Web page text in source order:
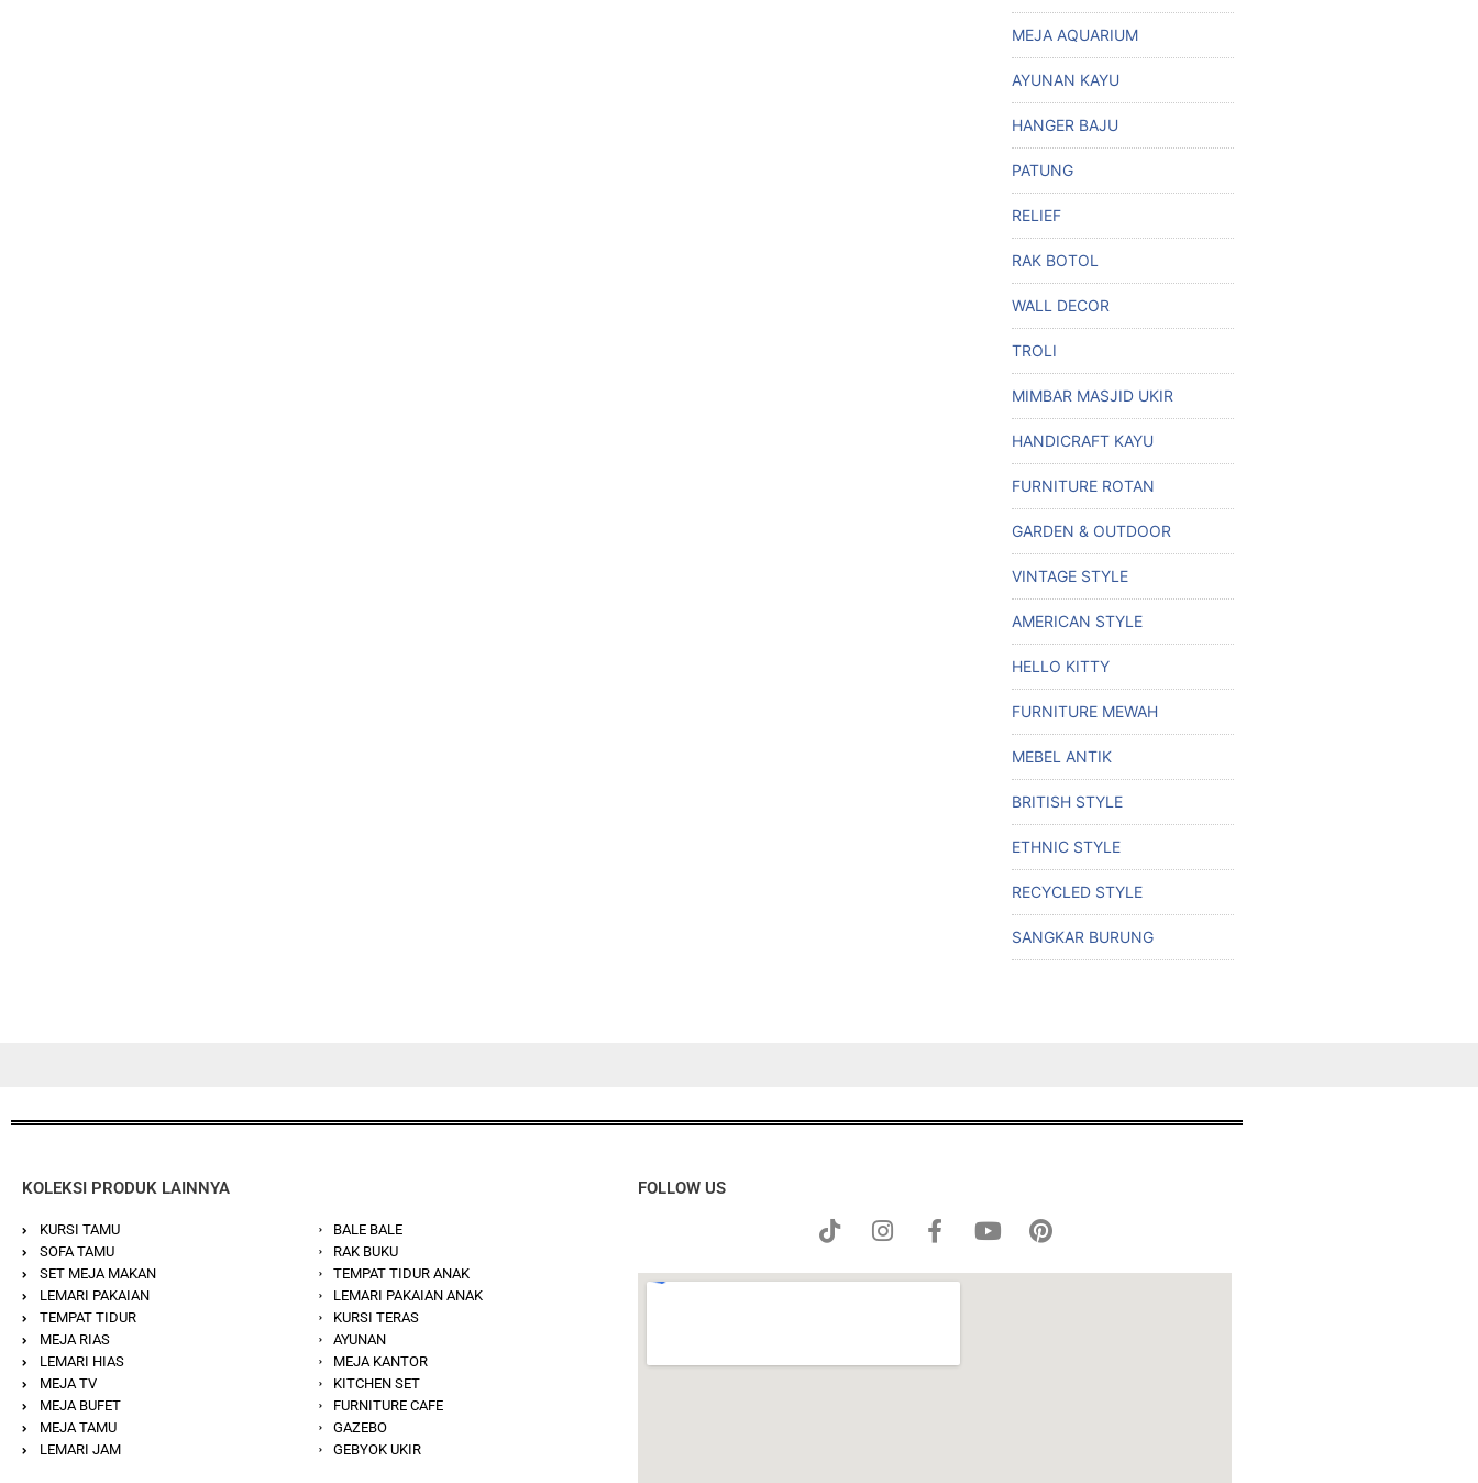
MEJA AQUARIUM
AYUNAN KAYU
HANGER BAJU
PATUNG
RELIEF
RAK BOTOL
WALL DECOR
TROLI
MIMBAR MASJID UKIR
HANDICRAFT KAYU
FURNITURE ROTAN
GARDEN & OUTDOOR
VINTAGE STYLE
AMERICAN STYLE
HELLO KITTY
FURNITURE MEWAH
MEBEL ANTIK
BRITISH STYLE
ETHNIC STYLE
RECYCLED STYLE
SANGKAR BURUNG
KOLEKSI PRODUK LAINNYA
KURSI TAMU
SOFA TAMU
SET MEJA MAKAN
LEMARI PAKAIAN
TEMPAT TIDUR
MEJA RIAS
LEMARI HIAS
MEJA TV
MEJA BUFET
MEJA TAMU
LEMARI JAM
BALE BALE
RAK BUKU
TEMPAT TIDUR ANAK
LEMARI PAKAIAN ANAK
KURSI TERAS
AYUNAN
MEJA KANTOR
KITCHEN SET
FURNITURE CAFE
GAZEBO
GEBYOK UKIR
FOLLOW US